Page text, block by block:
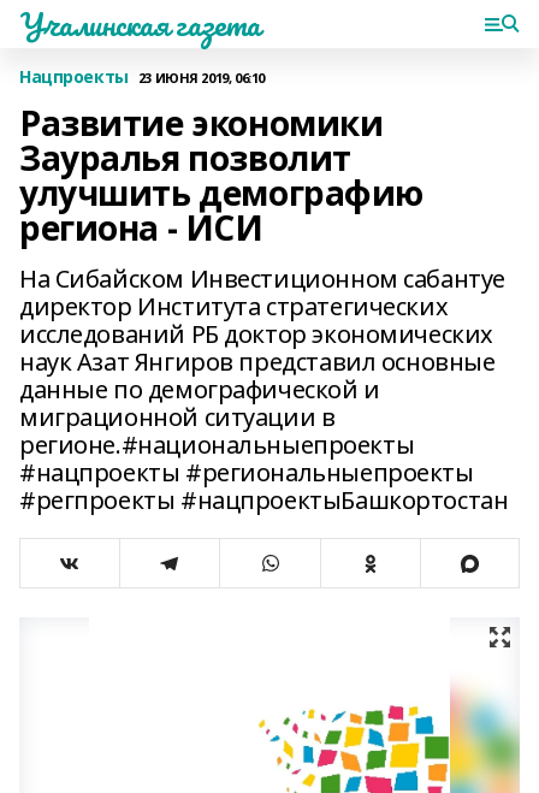
Учалинская газета
Нацпроекты 23 ИЮНЯ 2019, 06:10
Развитие экономики
Зауралья позволит
улучшить демографию
региона - ИСИ
На Сибайском Инвестиционном сабантуе
директор Института стратегических
исследований РБ доктор экономических
наук Азат Янгиров представил основные
данные по демографической и
миграционной ситуации в
регионе.#национальныепроекты
#нацпроекты #региональныепроекты
#регпроекты #нацпроектыБашкортостан